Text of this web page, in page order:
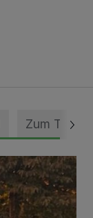
Zum Thema